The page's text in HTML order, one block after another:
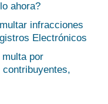
ahora?
infracciones
Electrónicos
por